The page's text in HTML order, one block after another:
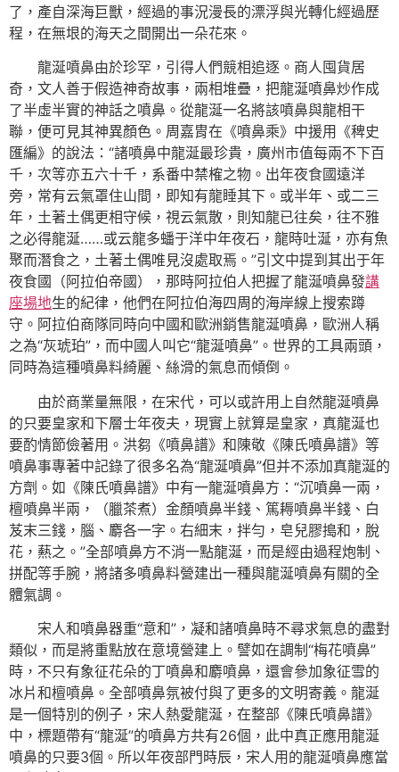
了，產自深海巨獸，經過的事況漫長的漂浮與光轉化經過歷
程，在無垠的海天之間開出一朵花來。
龍涎噴鼻由於珍罕，引得人們競相追逐。商人囤貨居
奇，文人善于假造神奇故事，兩相堆疊，把龍涎噴鼻炒作成
了半虛半實的神話之噴鼻。從龍涎一名將該噴鼻與龍相干
聯，便可見其神異顏色。周嘉胄在《噴鼻乘》中援用《稗史
匯編》的說法：“諸噴鼻中龍涎最珍貴，廣州市值每兩不下百
千，次等亦五六十千，系番中禁榷之物。出年夜食國遠洋
旁，常有云氣罩住山間，即知有龍睡其下。或半年、或二三
年，土著土偶更相守候，視云氣散，則知龍已往矣，往不雅
之必得龍涎……或云龍多蟠于洋中年夜石，龍時吐涎，亦有魚
聚而潛食之，土著土偶唯見沒處取焉。”引文中提到其出于年
夜食國（阿拉伯帝國），那時阿拉伯人把握了龍涎噴鼻發講
座場地生的紀律，他們在阿拉伯海四周的海岸線上搜索蹲
守。阿拉伯商隊同時向中國和歐洲銷售龍涎噴鼻，歐洲人稱
之為“灰琥珀”，而中國人叫它“龍涎噴鼻”。世界的工具兩頭，
同時為這種噴鼻料綺麗、絲滑的氣息而傾倒。
由於商業量無限，在宋代，可以或許用上自然龍涎噴鼻
的只要皇家和下層士年夜夫，現實上就算是皇家，真龍涎也
要酌情節儉著用。洪芻《噴鼻譜》和陳敬《陳氏噴鼻譜》等
噴鼻事專著中記錄了很多名為“龍涎噴鼻”但并不添加真龍涎的
方劑。如《陳氏噴鼻譜》中有一龍涎噴鼻方：“沉噴鼻一兩，
檀噴鼻半兩，（臘茶煮）金顏噴鼻半錢、篤耨噴鼻半錢、白
芨末三錢，腦、麝各一字。右細末，拌勻，皂兒膠搗和，脫
花，爇之。”全部噴鼻方不消一點龍涎，而是經由過程炮制、
拼配等手腕，將諸多噴鼻料營建出一種與龍涎噴鼻有關的全
體氣調。
宋人和噴鼻器重“意和”，凝和諸噴鼻時不尋求氣息的盡對
類似，而是將重點放在意境營建上。譬如在調制“梅花噴鼻”
時，不只有象征花朵的丁噴鼻和麝噴鼻，還會參加象征雪的
冰片和檀噴鼻。全部噴鼻氛被付與了更多的文明寄義。龍涎
是一個特別的例子，宋人熱愛龍涎，在整部《陳氏噴鼻譜》
中，標題帶有“龍涎”的噴鼻方共有26個，此中真正應用龍涎
噴鼻的只要3個。所以年夜部門時辰，宋人用的龍涎噴鼻應當